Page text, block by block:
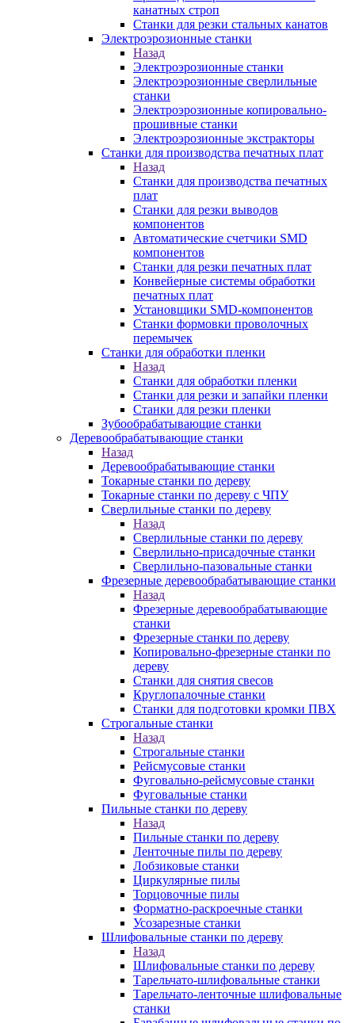
канатных строп
Станки для резки стальных канатов
Электроэрозионные станки
Назад
Электроэрозионные станки
Электроэрозионные сверлильные
станки
Электроэрозионные копировально-
прошивные станки
Электроэрозионные экстракторы
Станки для производства печатных плат
Назад
Станки для производства печатных
плат
Станки для резки выводов
компонентов
Автоматические счетчики SMD
компонентов
Станки для резки печатных плат
Конвейерные системы обработки
печатных плат
Установщики SMD-компонентов
Станки формовки проволочных
перемычек
Станки для обработки пленки
Назад
Станки для обработки пленки
Станки для резки и запайки пленки
Станки для резки пленки
Зубообрабатывающие станки
Деревообрабатывающие станки
Назад
Деревообрабатывающие станки
Токарные станки по дереву
Токарные станки по дереву с ЧПУ
Сверлильные станки по дереву
Назад
Сверлильные станки по дереву
Сверлильно-присадочные станки
Сверлильно-пазовальные станки
Фрезерные деревообрабатывающие станки
Назад
Фрезерные деревообрабатывающие
станки
Фрезерные станки по дереву
Копировально-фрезерные станки по
дереву
Станки для снятия свесов
Круглопалочные станки
Станки для подготовки кромки ПВХ
Строгальные станки
Назад
Строгальные станки
Рейсмусовые станки
Фуговально-рейсмусовые станки
Фуговальные станки
Пильные станки по дереву
Назад
Пильные станки по дереву
Ленточные пилы по дереву
Лобзиковые станки
Циркулярные пилы
Торцовочные пилы
Форматно-раскроечные станки
Усозарезные станки
Шлифовальные станки по дереву
Назад
Шлифовальные станки по дереву
Тарельчато-шлифовальные станки
Тарельчато-ленточные шлифовальные
станки